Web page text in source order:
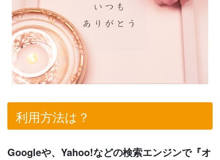
利用方法は？
Googleや、Yahoo!などの検索エンジンで『オ